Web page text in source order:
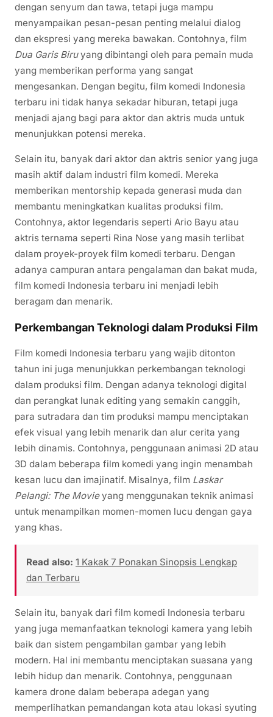
dengan senyum dan tawa, tetapi juga mampu
menyampaikan pesan-pesan penting melalui dialog
dan ekspresi yang mereka bawakan. Contohnya, film
Dua Garis Biruyang dibintangi oleh para pemain muda
yang memberikan performa yang sangat
mengesankan. Dengan begitu, film komedi Indonesia
terbaru ini tidak hanya sekadar hiburan, tetapi juga
menjadi ajang bagi para aktor dan aktris muda untuk
menunjukkan potensi mereka.
Selain itu, banyak dari aktor dan aktris senior yang juga
masih aktif dalam industri film komedi. Mereka
memberikan mentorship kepada generasi muda dan
membantu meningkatkan kualitas produksi film.
Contohnya, aktor legendaris seperti Ario Bayu atau
aktris ternama seperti Rina Nose yang masih terlibat
dalam proyek-proyek film komedi terbaru. Dengan
adanya campuran antara pengalaman dan bakat muda,
film komedi Indonesia terbaru ini menjadi lebih
beragam dan menarik.
Perkembangan Teknologi dalam Produksi Film
Film komedi Indonesia terbaru yang wajib ditonton
tahun ini juga menunjukkan perkembangan teknologi
dalam produksi film. Dengan adanya teknologi digital
dan perangkat lunak editing yang semakin canggih,
para sutradara dan tim produksi mampu menciptakan
efek visual yang lebih menarik dan alur cerita yang
lebih dinamis. Contohnya, penggunaan animasi 2D atau
3D dalam beberapa film komedi yang ingin menambah
kesan lucu dan imajinatif. Misalnya, film Laskar
Pelangi: The Movieyang menggunakan teknik animasi
untuk menampilkan momen-momen lucu dengan gaya
yang khas.
Read also: 1 Kakak 7 Ponakan Sinopsis Lengkap
dan Terbaru
Selain itu, banyak dari film komedi Indonesia terbaru
yang juga memanfaatkan teknologi kamera yang lebih
baik dan sistem pengambilan gambar yang lebih
modern. Hal ini membantu menciptakan suasana yang
lebih hidup dan menarik. Contohnya, penggunaan
kamera drone dalam beberapa adegan yang
memperlihatkan pemandangan kota atau lokasi syuting